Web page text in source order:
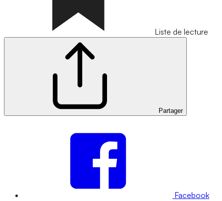
Liste de lecture
Partager
Facebook